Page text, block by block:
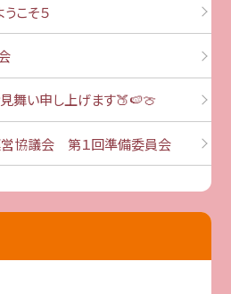
こそ５
舞い申し上げます🍑🍉🍈
協議会 第１回準備委員会